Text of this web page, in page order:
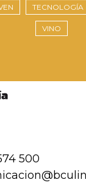
TECNOLOGÍA
VINO
500